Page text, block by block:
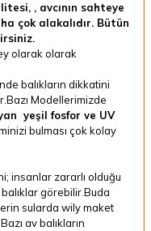
, avcının sahteye
çok alakalıdır. Bütün
olarak olarak
balıkların dikkatini
Modellerimizde
yeşil fosfor ve UV
bulması çok kolay
insanlar zararlı olduğu
görebilir.Buda
sularda wily maket
av balıkların